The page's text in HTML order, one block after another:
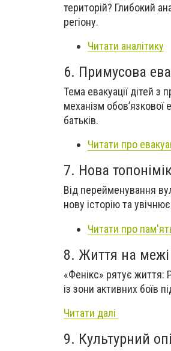
територій? Глибокий
регіону.
Читати аналітику
6. Примусова
Тема евакуації дітей
механізм обов’язкової
батьків.
Читати про
7. Нова
Від перейменування
нову історію та
Читати про
8. Життя на межі
«Фенікс» рятує життя:
із зони активних боїв
Читати далі
9. Культурний